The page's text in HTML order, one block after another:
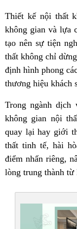
Thiết kế nội thất
không gian và lựa
tạo nên sự tiện
thất không chỉ
định hình phong
thương hiệu khách
Trong ngành
không gian nội
quay lại hay giới
thất tinh tế, hài
điểm nhấn riêng,
lòng trung thành từ